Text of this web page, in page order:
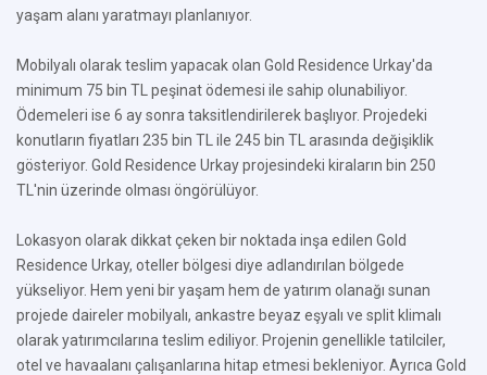
yaşam alanı yaratmayı planlanıyor.
Mobilyalı olarak teslim yapacak olan Gold Residence Urkay'da
minimum 75 bin TL peşinat ödemesi ile sahip olunabiliyor.
Ödemeleri ise 6 ay sonra taksitlendirilerek başlıyor. Projedeki
konutların fiyatları 235 bin TL ile 245 bin TL arasında değişiklik
gösteriyor. Gold Residence Urkay projesindeki kiraların bin 250
TL'nin üzerinde olması öngörülüyor.
Lokasyon olarak dikkat çeken bir noktada inşa edilen Gold
Residence Urkay, oteller bölgesi diye adlandırılan bölgede
yükseliyor. Hem yeni bir yaşam hem de yatırım olanağı sunan
projede daireler mobilyalı, ankastre beyaz eşyalı ve split klimalı
olarak yatırımcılarına teslim ediliyor. Projenin genellikle tatilciler,
otel ve havaalanı çalışanlarına hitap etmesi bekleniyor. Ayrıca Gold